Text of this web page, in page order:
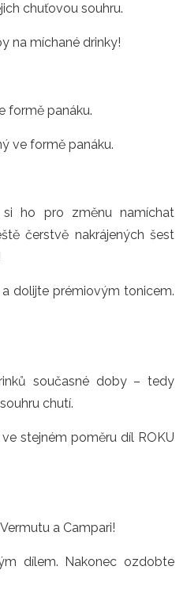
chuťovou souhru.
na míchané drinky!
formě panáku.
ve formě panáku.
si ho pro změnu namíchat
čerstvě nakrájených šest
dolijte prémiovým tonicem.
současné doby – tedy
chutí.
stejném poměru díl ROKU
a Campari!
dílem. Nakonec ozdobte